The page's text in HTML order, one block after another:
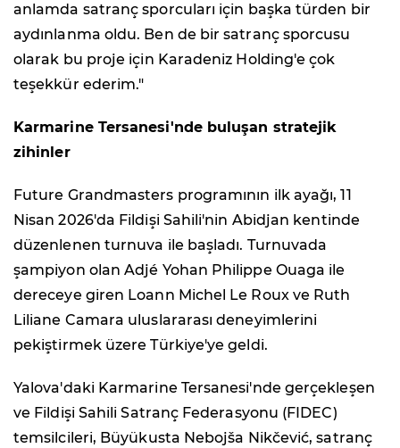
anlamda satranç sporcuları için başka türden bir
aydınlanma oldu. Ben de bir satranç sporcusu
olarak bu proje için Karadeniz Holding'e çok
teşekkür ederim."
Karmarine Tersanesi'nde buluşan stratejik
zihinler
Future Grandmasters programının ilk ayağı, 11
Nisan 2026'da Fildişi Sahili'nin Abidjan kentinde
düzenlenen turnuva ile başladı. Turnuvada
şampiyon olan Adjé Yohan Philippe Ouaga ile
dereceye giren Loann Michel Le Roux ve Ruth
Liliane Camara uluslararası deneyimlerini
pekiştirmek üzere Türkiye'ye geldi.
Yalova'daki Karmarine Tersanesi'nde gerçekleşen
ve Fildişi Sahili Satranç Federasyonu (FIDEC)
temsilcileri, Büyükusta Nebojša Nikčević, satranç